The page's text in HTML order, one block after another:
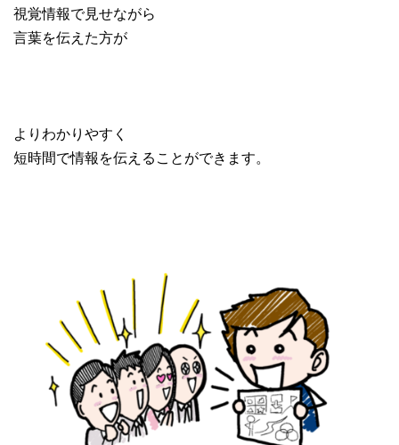
視覚情報で見せながら
言葉を伝えた方が
よりわかりやすく
短時間で情報を伝えることができます。